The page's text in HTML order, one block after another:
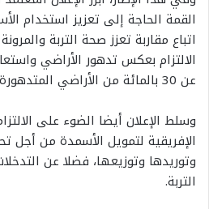
القمة الحاجة إلى تعزيز استخدام
اتباع مقاربة تعزز صحة التربة والمرونة
الالتزام بعكس تدهور الأراضي
عن
بالمائة من الأراضي المتدهورة
وسلط الإعلان أيضا الضوء على
الإفريقية لتمويل الأسمدة من أجل
وتوريدها وتوزيعها، فضلا عن
التربة.